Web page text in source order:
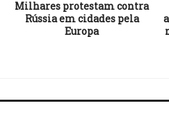
Milhares protestam contra
Rússia em cidades pela
Europa